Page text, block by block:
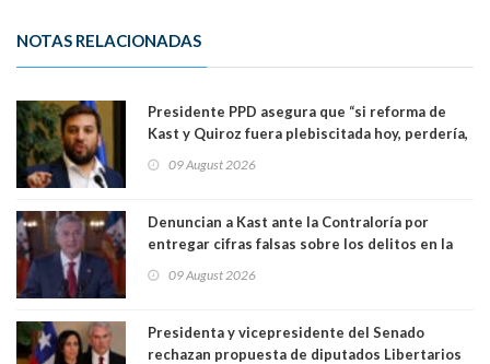
NOTAS RELACIONADAS
Presidente PPD asegura que “si reforma de
Kast y Quiroz fuera plebiscitada hoy, perdería,
a favor de la oposición, sería una victoria de la
09 August 2026
Denuncian a Kast ante la Contraloría por
entregar cifras falsas sobre los delitos en la
09 August 2026
Presidenta y vicepresidente del Senado
rechazan propuesta de diputados Libertarios